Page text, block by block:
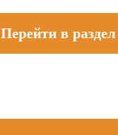
Перейти в раздел